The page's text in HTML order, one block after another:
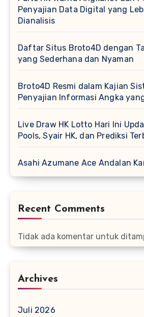
Penyajian Data Digital yang
Dianalisis
Daftar Situs Broto4D dengan
yang Sederhana dan Nyaman
Broto4D Resmi dalam Kajian
Penyajian Informasi Angka
Live Draw HK Lotto Hari Ini
Pools, Syair HK, dan Prediksi
Asahi Azumane Ace Andalan
Recent Comments
Tidak ada komentar untuk
Archives
Juli 2026